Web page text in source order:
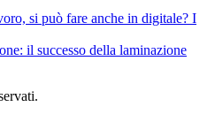
si può fare anche in digitale? I
il successo della laminazione